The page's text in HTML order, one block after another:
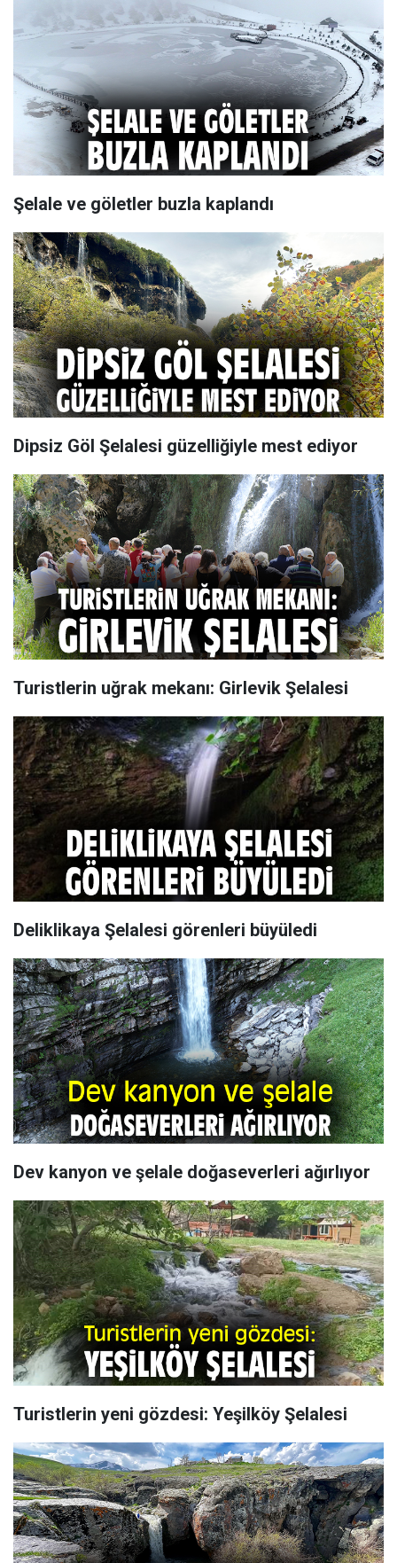
Şelale ve göletler buzla kaplandı
Dipsiz Göl Şelalesi güzelliğiyle mest ediyor
Turistlerin uğrak mekanı: Girlevik Şelalesi
Deliklikaya Şelalesi görenleri büyüledi
Dev kanyon ve şelale doğaseverleri ağırlıyor
Turistlerin yeni gözdesi: Yeşilköy Şelalesi